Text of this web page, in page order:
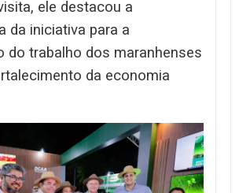
ele destacou a
da iniciativa para a
do trabalho dos maranhenses
da economia